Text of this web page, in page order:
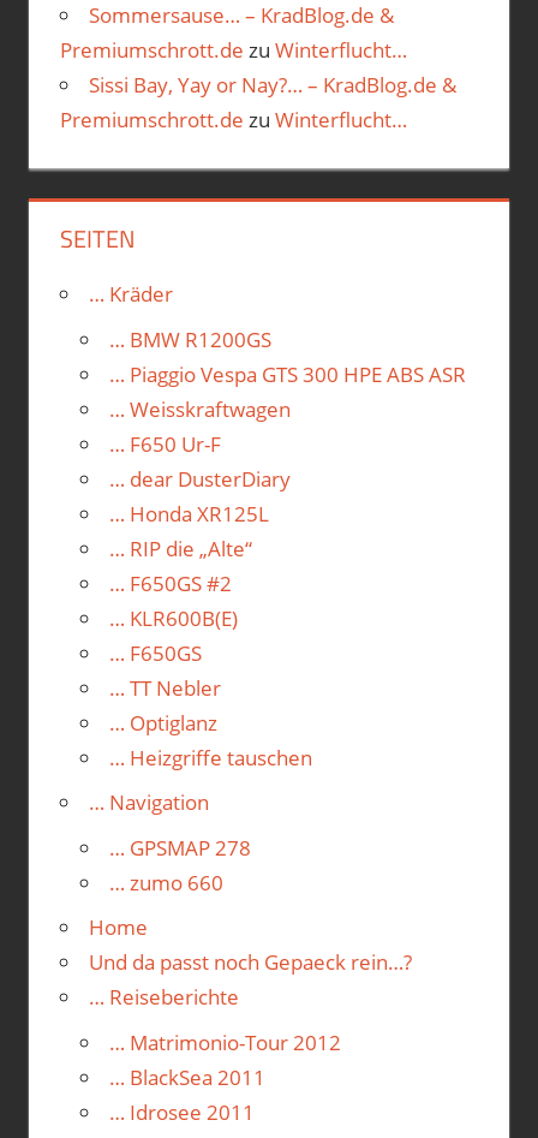
Sommersause… – KradBlog.de &
Premiumschrott.de zu Winterflucht…
Sissi Bay, Yay or Nay?… – KradBlog.de &
Premiumschrott.de zu Winterflucht…
SEITEN
… Kräder
… BMW R1200GS
… Piaggio Vespa GTS 300 HPE ABS ASR
… Weisskraftwagen
… F650 Ur-F
… dear DusterDiary
… Honda XR125L
… RIP die „Alte“
… F650GS #2
… KLR600B(E)
… F650GS
… TT Nebler
… Optiglanz
… Heizgriffe tauschen
… Navigation
… GPSMAP 278
… zumo 660
Home
Und da passt noch Gepaeck rein…?
… Reiseberichte
… Matrimonio-Tour 2012
… BlackSea 2011
… Idrosee 2011